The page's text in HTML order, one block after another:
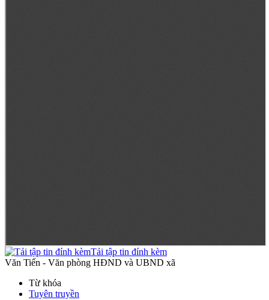
Tải tập tin đính kèm
Văn Tiến - Văn phòng HĐND và UBND xã
Từ khóa
Tuyên truyền